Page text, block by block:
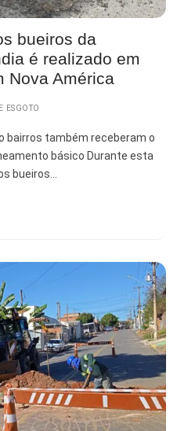
Sustentável e Assuntos
Estratégica
bueiros da
é realizado em
Nova América
ESGOTO
bairros também receberam o
básico Durante esta
bueiros…